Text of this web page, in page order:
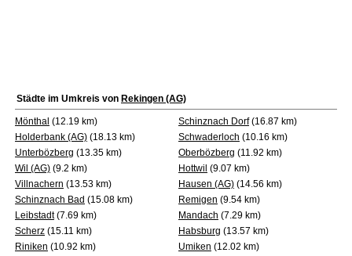
Städte im Umkreis von Rekingen (AG)
Mönthal (12.19 km) Schinznach Dorf(16.87 km)
Holderbank (AG) (18.13 km) Schwaderloch (10.16 km)
Unterbözberg (13.35 km) Oberbözberg (11.92 km)
Wil (AG) (9.2 km) Hottwil (9.07 km)
Villnachern (13.53 km) Hausen (AG) (14.56 km)
Schinznach Bad (15.08 km) Remigen (9.54 km)
Leibstadt(7.69 km) Mandach (7.29 km)
Scherz (15.11 km) Habsburg (13.57 km)
Riniken (10.92 km) Umiken (12.02 km)